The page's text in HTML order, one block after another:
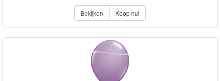
Bekijken
Koop nu!